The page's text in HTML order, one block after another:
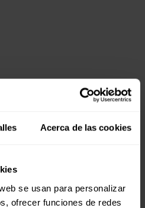
Acerca de las cookies
se usan para personalizar
ofrecer funciones de redes